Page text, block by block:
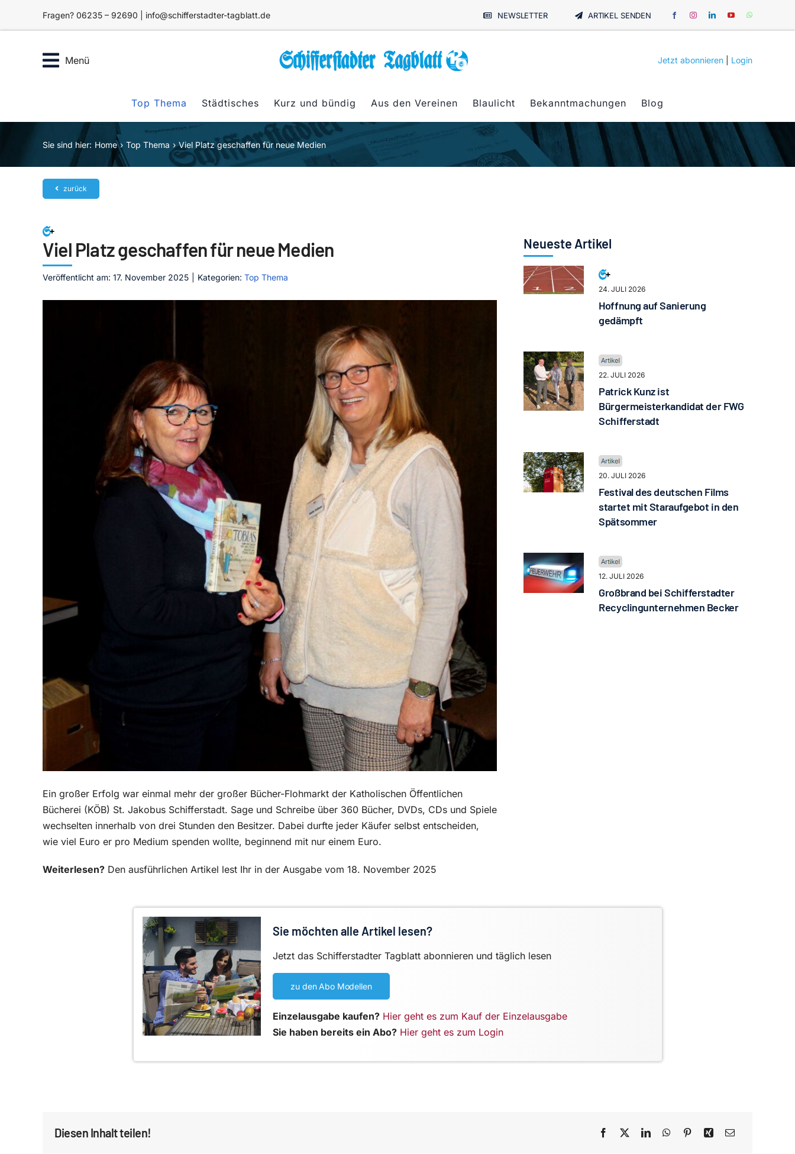
Fragen? 06235 – 92690 | info@schifferstadter-tagblatt.de NEWSLETTER ARTIKEL SENDEN
Menü Jetzt abonnieren Login
Top Thema Städtisches Kurz und bündig Aus den Vereinen Blaulicht Bekanntmachungen Blog
Sie sind hier: Home Top Thema Viel Platz geschaffen für neue Medien
zurück
Viel Platz geschaffen für neue Medien
Veröffentlicht am: 17. November 2025 Kategorien: Top Thema
Ein großer Erfolg war einmal mehr der großer Bücher-Flohmarkt der Katholischen Öffentlichen
Bücherei (KÖB) St. Jakobus Schifferstadt. Sage und Schreibe über 360 Bücher, DVDs, CDs und Spiele
wechselten innerhalb von drei Stunden den Besitzer. Dabei durfte jeder Käufer selbst entscheiden,
wie viel Euro er pro Medium spenden wollte, beginnend mit nur einem Euro.
Weiterlesen? Den ausführlichen Artikel lest Ihr in der Ausgabe vom 18. November 2025
Neueste Artikel
24. JULI 2026
Hoffnung auf Sanierung
gedämpft
22. JULI 2026
Patrick Kunz ist
Bürgermeisterkandidat der FWG
Schifferstadt
20. JULI 2026
Festival des deutschen Films
startet mit Staraufgebot in den
Spätsommer
12. JULI 2026
Großbrand bei Schifferstadter
Recyclingunternehmen Becker
Sie möchten alle Artikel lesen?
Jetzt das Schifferstadter Tagblatt abonnieren und täglich lesen
zu den Abo Modellen
Einzelausgabe kaufen? Hier geht es zum Kauf der Einzelausgabe
Sie haben bereits ein Abo? Hier geht es zum Login
Diesen Inhalt teilen!